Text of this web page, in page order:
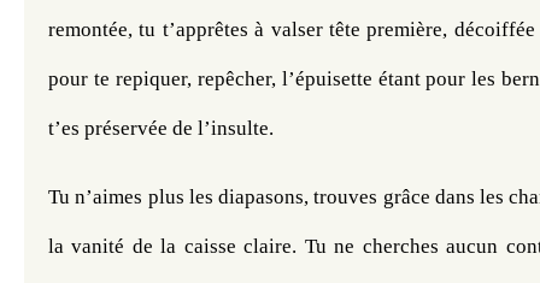
remontée, tu t’apprêtes à valser tête première,
pour te repiquer, repêcher, l’épuisette étant pour les
t’es préservée de l’insulte.
Tu n’aimes plus les diapasons, trouves grâce dans les
la vanité de la caisse claire. Tu ne cherches aucun